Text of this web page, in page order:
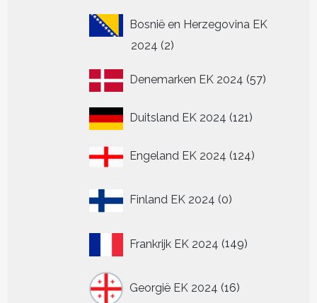
Bosnië en Herzegovina EK
2024 22
Denemarken EK 2024 5757
Duitsland EK 2024 121121
Engeland EK 2024 124124
Finland EK 2024 0
producten
Frankrijk EK 2024 149149
Georgië EK 2024 16
producten